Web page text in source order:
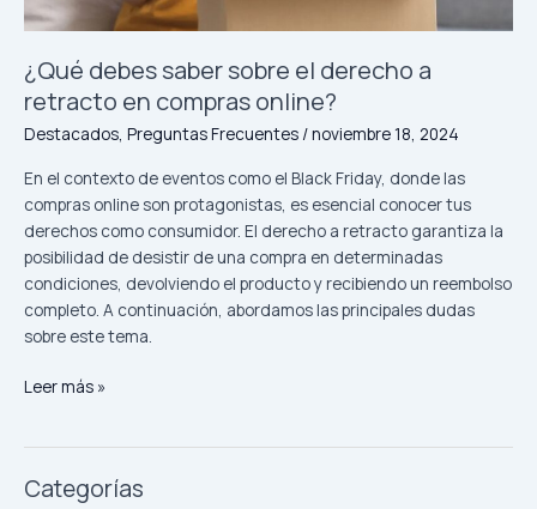
Categorías
¿Qué debes saber sobre el derecho a
retracto en compras online?
Destacados, Preguntas Frecuentes /noviembre 18, 2024
En el contexto de eventos como el Black Friday, donde las
compras online son protagonistas, es esencial conocer tus
derechos como consumidor. El derecho a retracto garantiza la
posibilidad de desistir de una compra en determinadas
condiciones, devolviendo el producto y recibiendo un reembolso
completo. A continuación, abordamos las principales dudas
sobre este tema.
compras
Leer más »